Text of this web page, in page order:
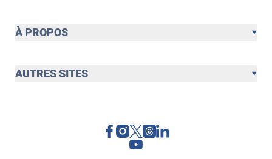
À PROPOS
AUTRES SITES